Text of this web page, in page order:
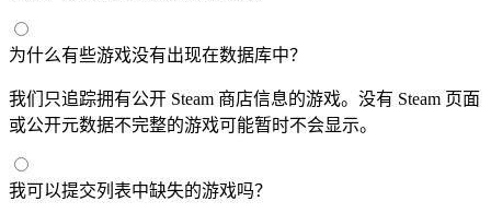
为什么有些游戏没有出现在数据库中？
我们只追踪拥有公开 Steam 商店信息的游戏。没有 Steam 页面
或公开元数据不完整的游戏可能暂时不会显示。
我可以提交列表中缺失的游戏吗？